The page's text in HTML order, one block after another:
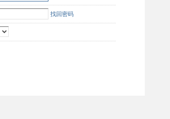
找回密码